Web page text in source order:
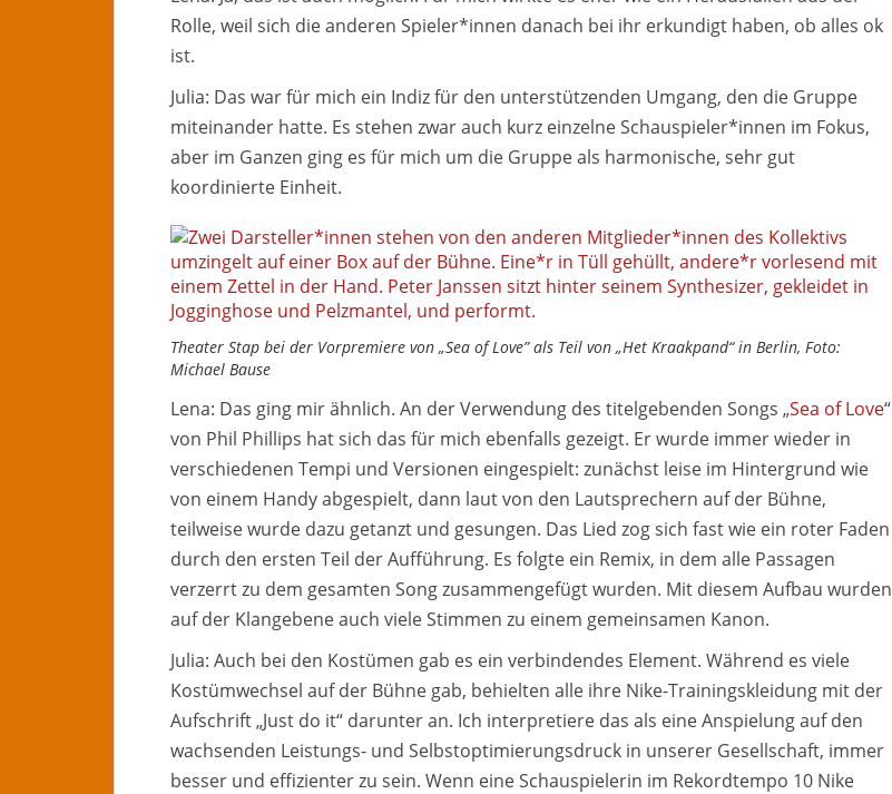
Rolle, weil sich die anderen Spieler*innen danach bei ihr erkundigt haben, ob alles ok
ist.
Julia: Das war für mich ein Indiz für den unterstützenden Umgang, den die Gruppe
miteinander hatte. Es stehen zwar auch kurz einzelne Schauspieler*innen im Fokus,
aber im Ganzen ging es für mich um die Gruppe als harmonische, sehr gut
koordinierte Einheit.
Theater Stap bei der Vorpremiere von „Sea of Love” als Teil von „Het Kraakpand“ in Berlin, Foto:
Michael Bause
Lena: Das ging mir ähnlich. An der Verwendung des titelgebenden Songs „Sea of Love“
von Phil Phillips hat sich das für mich ebenfalls gezeigt. Er wurde immer wieder in
verschiedenen Tempi und Versionen eingespielt: zunächst leise im Hintergrund wie
von einem Handy abgespielt, dann laut von den Lautsprechern auf der Bühne,
teilweise wurde dazu getanzt und gesungen. Das Lied zog sich fast wie ein roter Faden
durch den ersten Teil der Aufführung. Es folgte ein Remix, in dem alle Passagen
verzerrt zu dem gesamten Song zusammengefügt wurden. Mit diesem Aufbau wurden
auf der Klangebene auch viele Stimmen zu einem gemeinsamen Kanon.
Julia: Auch bei den Kostümen gab es ein verbindendes Element. Während es viele
Kostümwechsel auf der Bühne gab, behielten alle ihre Nike-Trainingskleidung mit der
Aufschrift „Just do it“ darunter an. Ich interpretiere das als eine Anspielung auf den
wachsenden Leistungs- und Selbstoptimierungsdruck in unserer Gesellschaft, immer
besser und effizienter zu sein. Wenn eine Schauspielerin im Rekordtempo 10 Nike